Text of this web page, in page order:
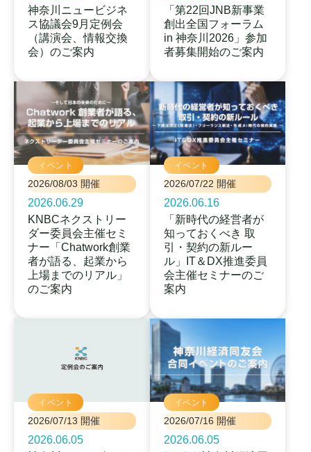
神奈川ニュービジネ
ス協議会9月定例会
（講演会、情報交換
会）のご案内
「第22回JNB新事業
創出全国フォーラム
in 神奈川2026」参加
者募集開始のご案内
2026/08/03 開催
イベント
2026.06.29
KNBCネクストリー
ダー委員会主催セミ
ナー「Chatwork創業
者が語る、起業から
上場までのリアル」
のご案内
2026/07/22 開催
イベント
2026.06.16
「新時代の経営者が
知っておくべき 取
引・契約の新ルー
ル」IT＆DX推進委員
会主催セミナーのご
案内
2026/07/13 開催
イベント
2026.06.05
2026/07/16 開催
イベント
2026.06.05